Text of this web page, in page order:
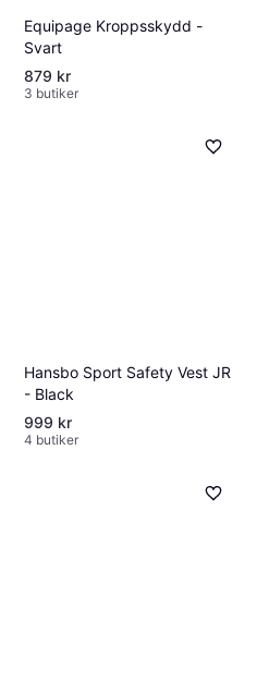
Equipage Kroppsskydd -
Svart
879 kr
3 butiker
Hansbo Sport Safety Vest JR
- Black
999 kr
4 butiker